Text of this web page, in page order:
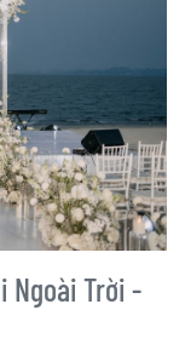
Ngoài Trời -